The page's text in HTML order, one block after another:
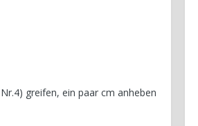
greifen, ein paar cm anheben